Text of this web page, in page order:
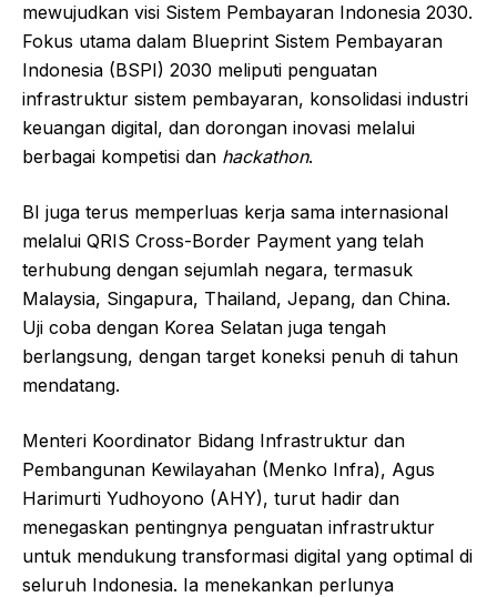
mewujudkan visi Sistem Pembayaran Indonesia 2030.
Fokus utama dalam Blueprint Sistem Pembayaran
Indonesia (BSPI) 2030 meliputi penguatan
infrastruktur sistem pembayaran, konsolidasi industri
keuangan digital, dan dorongan inovasi melalui
berbagai kompetisi dan hackathon.
BI juga terus memperluas kerja sama internasional
melalui QRIS Cross-Border Payment yang telah
terhubung dengan sejumlah negara, termasuk
Malaysia, Singapura, Thailand, Jepang, dan China.
Uji coba dengan Korea Selatan juga tengah
berlangsung, dengan target koneksi penuh di tahun
mendatang.
Menteri Koordinator Bidang Infrastruktur dan
Pembangunan Kewilayahan (Menko Infra), Agus
Harimurti Yudhoyono (AHY), turut hadir dan
menegaskan pentingnya penguatan infrastruktur
untuk mendukung transformasi digital yang optimal di
seluruh Indonesia. Ia menekankan perlunya